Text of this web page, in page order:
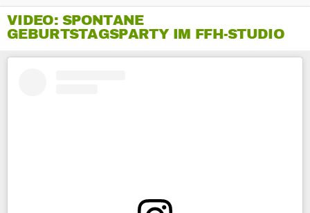
VIDEO: SPONTANE
GEBURTSTAGSPARTY IM FFH-STUDIO